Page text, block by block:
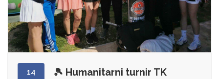
14
🎾 Humanitarni turnir TK